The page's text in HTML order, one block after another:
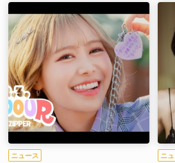
ニュース ニ